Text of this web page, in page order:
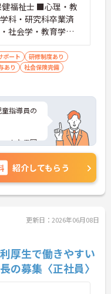
福祉士 ■心理・教
科・研究科卒業済
社会学・教育学系
高等学校の教員免
学校を卒業で、2年
したことのある方
ちの方
ポート
研修制度あり
あり
社会保険完備
指導員の
ムな雰囲
場です♪
問い合わ
す！
紹介してもらう
更新日：2026年06月08日
厚生で働きやすい
の募集〈正社員〉